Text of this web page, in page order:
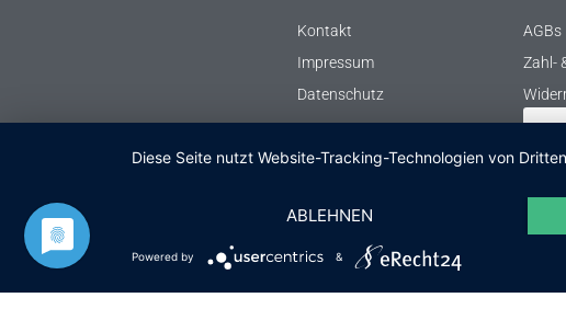
Kontakt
Impressum
Datenschutz
AGBs
Zahl-
© Notleuchten.de2026
Diese Seite nutzt Website-Tracking-Technologien von
ABLEHNEN
Powered by &